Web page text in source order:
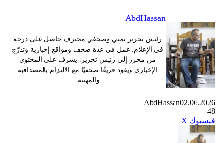
AbdHassan
رئيس تحرير يمني وصحفي محترف حاصل على درجة
في الإعلام. عمل في عدة صحف ومواقع إخبارية وتدرّج
من محرر إلى رئيس تحرير. يشرف على المحتوى
الإخباري ويقود فريقًا صحفيًا مع الالتزام بالمصداقية
AbdHassan
Xلينكدإن
بينتيريست
ماسنجر
ماسنجر
واتساب
تيلقرام
مشاركة
عبر
البريد
طباعة